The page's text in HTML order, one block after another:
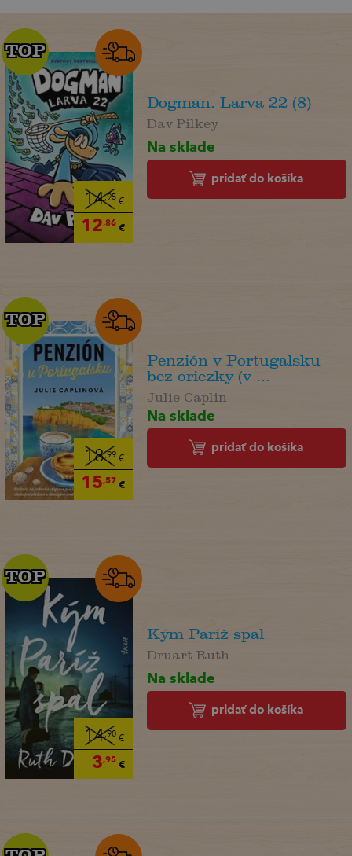
14,95€
12,86€
TOP
TOP
Dogman. Larva 22 (8)
Dav Pilkey
Na sklade
pridať do košíka
18,99 €
15,57 €
TOP
TOP
Penzión v Portugalsku
bez oriezky (v ...
Julie Caplin
Na sklade
pridať do košíka
14,90€
3,95€
TOP
TOP
Kým Paríž spal
Druart Ruth
Na sklade
pridať do košíka